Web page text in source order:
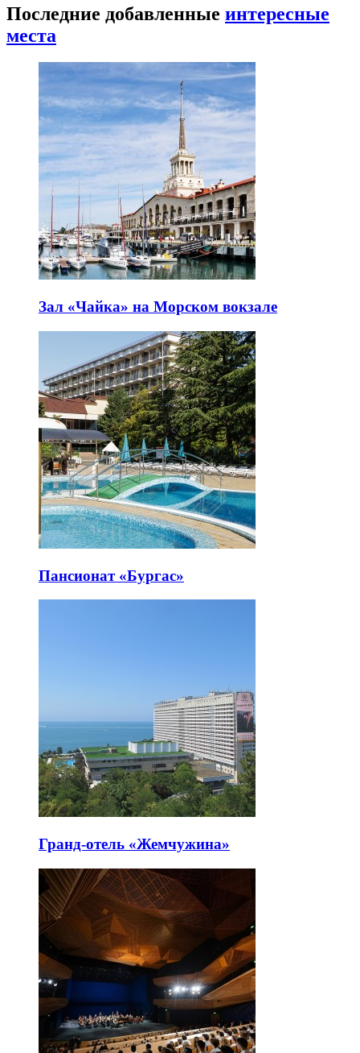
Последние добавленные интересные
места
Зал «Чайка» на Морском вокзале
Пансионат «Бургас»
Гранд-отель «Жемчужина»